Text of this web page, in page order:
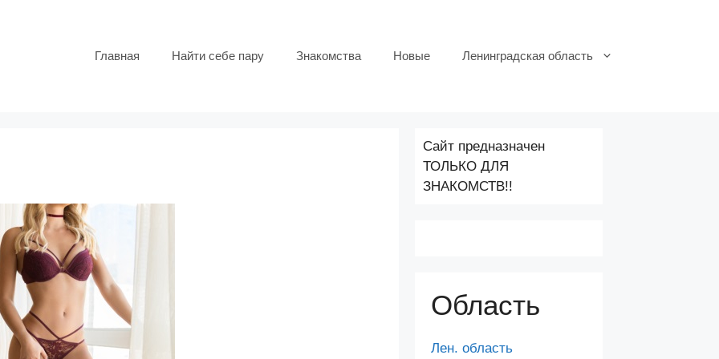
Главная Найти себе пару Знакомства Новые Ленинградская область
Сайт предназначен
ТОЛЬКО ДЛЯ
ЗНАКОМСТВ!!
Область
Лен. область